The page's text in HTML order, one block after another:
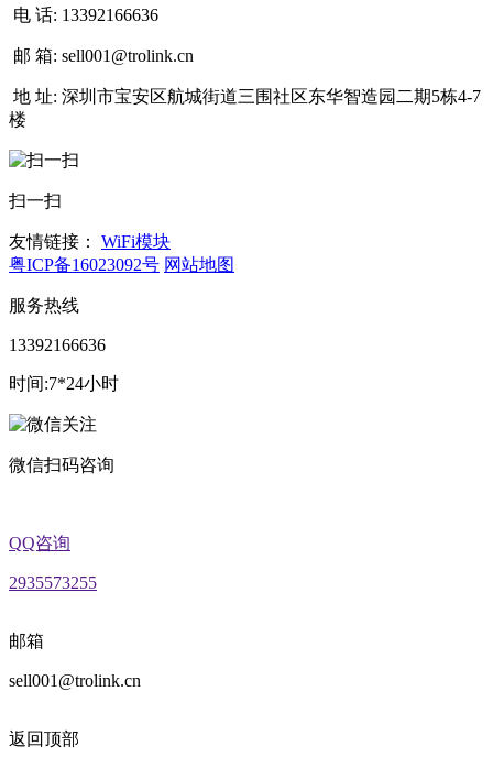
电 话: 13392166636
邮 箱: sell001@trolink.cn
地 址: 深圳市宝安区航城街道三围社区东华智造园二期5栋4-7
楼
扫一扫
友情链接：
WiFi模块
粤ICP备16023092号 网站地图
服务热线
13392166636
时间:7*24小时
微信扫码咨询
QQ咨询
2935573255
邮箱
sell001@trolink.cn
返回顶部